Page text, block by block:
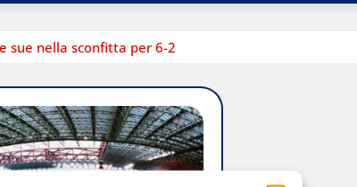
sue nella sconfitta per 6-2